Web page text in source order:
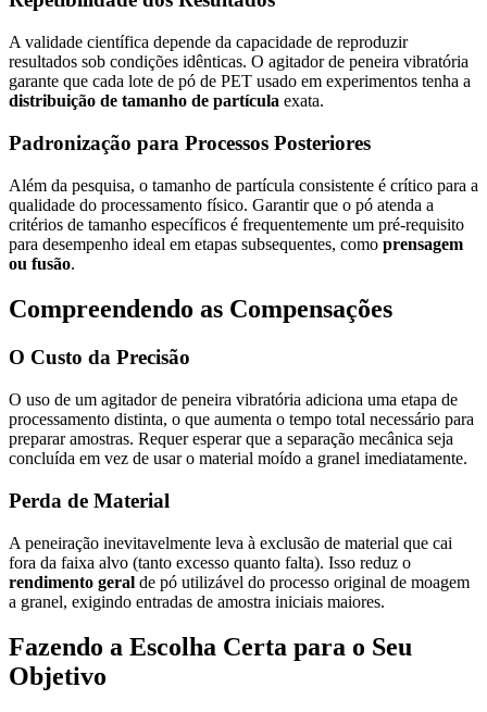
A validade científica depende da capacidade de reproduzir
resultados sob condições idênticas. O agitador de peneira vibratória
garante que cada lote de pó de PET usado em experimentos tenha a
distribuição de tamanho de partícula exata.
Padronização para Processos Posteriores
Além da pesquisa, o tamanho de partícula consistente é crítico para a
qualidade do processamento físico. Garantir que o pó atenda a
critérios de tamanho específicos é frequentemente um pré-requisito
para desempenho ideal em etapas subsequentes, como prensagem
ou fusão.
Compreendendo as Compensações
O Custo da Precisão
O uso de um agitador de peneira vibratória adiciona uma etapa de
processamento distinta, o que aumenta o tempo total necessário para
preparar amostras. Requer esperar que a separação mecânica seja
concluída em vez de usar o material moído a granel imediatamente.
Perda de Material
A peneiração inevitavelmente leva à exclusão de material que cai
fora da faixa alvo (tanto excesso quanto falta). Isso reduz o
rendimento geral de pó utilizável do processo original de moagem
a granel, exigindo entradas de amostra iniciais maiores.
Fazendo a Escolha Certa para o Seu
Objetivo